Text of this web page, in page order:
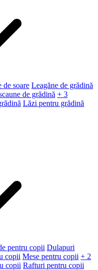
de soare Leagăne de grădină
de grădină + 3
Lăzi pentru grădină
pentru copii Dulapuri
copii Mese pentru copii + 2
copii Rafturi pentru copii